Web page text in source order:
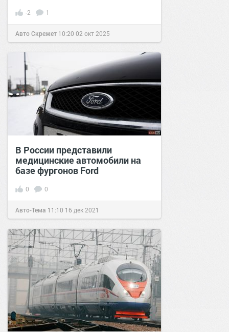
-2 1
Авто Скрежет 10:20 02 окт 2025
В России представили
медицинские автомобили на
базе фургонов Ford
0 0
Авто-Тема 11:10 16 дек 2021